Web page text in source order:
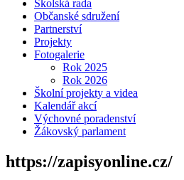
Školská rada
Občanské sdružení
Partnerství
Projekty
Fotogalerie
Rok 2025
Rok 2026
Školní projekty a videa
Kalendář akcí
Výchovné poradenství
Žákovský parlament
https://zapisyonline.cz/